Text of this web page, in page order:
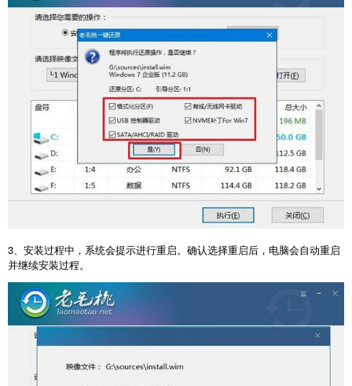
3、安装过程中，系统会提示进行重启。确认选择重启后，电脑会自动重启
并继续安装过程。